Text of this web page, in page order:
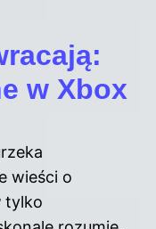
w Xbox
wieści o
tylko